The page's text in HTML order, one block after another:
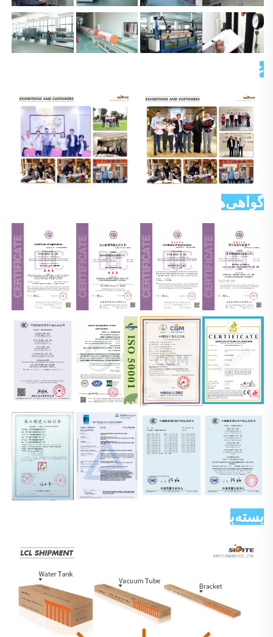
عکس مشتری
گواهی‌ها
بسته‌بندی و ارسال